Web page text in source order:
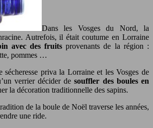
Dans les Vosges du Nord, la
Autrefois, il était coutume en Lorraine
avec des fruitsprovenants de la région :
pommes …
sécheresse priva la Lorraine et les Vosges de
verrier décider desouffler des boules en
la décoration traditionnelle des sapins.
de la boule de Noël traverse les années,
une ride.